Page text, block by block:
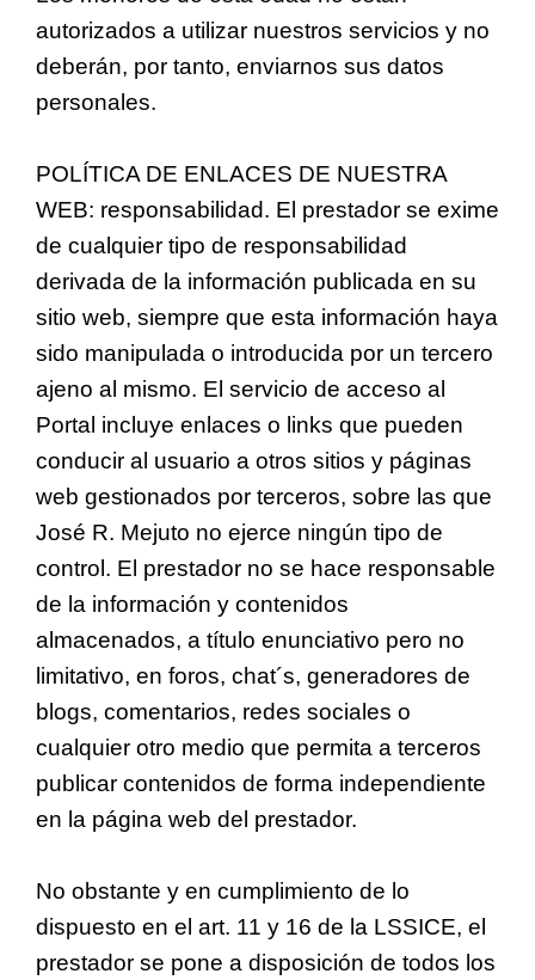
autorizados a utilizar nuestros servicios y no
deberán, por tanto, enviarnos sus datos
personales.
POLÍTICA DE ENLACES DE NUESTRA
WEB: responsabilidad. El prestador se exime
de cualquier tipo de responsabilidad
derivada de la información publicada en su
sitio web, siempre que esta información haya
sido manipulada o introducida por un tercero
ajeno al mismo. El servicio de acceso al
Portal incluye enlaces o links que pueden
conducir al usuario a otros sitios y páginas
web gestionados por terceros, sobre las que
José R. Mejuto no ejerce ningún tipo de
control. El prestador no se hace responsable
de la información y contenidos
almacenados, a título enunciativo pero no
limitativo, en foros, chat´s, generadores de
blogs, comentarios, redes sociales o
cualquier otro medio que permita a terceros
publicar contenidos de forma independiente
en la página web del prestador.
No obstante y en cumplimiento de lo
dispuesto en el art. 11 y 16 de la LSSICE, el
prestador se pone a disposición de todos los